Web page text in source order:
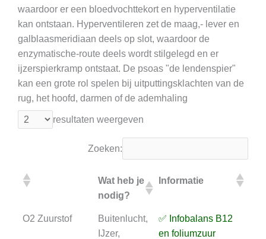
waardoor er een bloedvochttekort en hyperventilatie
kan ontstaan. Hyperventileren zet de maag,- lever en
galblaasmeridiaan deels op slot, waardoor de
enzymatische-route deels wordt stilgelegd en er
ijzerspierkramp ontstaat. De psoas "de lendenspier"
kan een grote rol spelen bij uitputtingsklachten van de
rug, het hoofd, darmen of de ademhaling
resultaten weergeven
Zoeken:
Wat heb je
nodig?
Informatie
Wat heb je
nodig?
Informatie
O2 Zuurstof
Buitenlucht,
IJzer,
✅ Infobalans B12
en foliumzuur